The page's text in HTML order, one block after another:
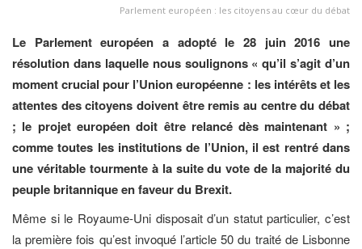
Parlement européen : les citoyens au cœur du débat
Le Parlement européen a adopté le 28 juin 2016 une
résolution dans laquelle nous soulignons « qu’il s’agit d’un
moment crucial pour l’Union européenne : les intérêts et les
attentes des citoyens doivent être remis au centre du débat
; le projet européen doit être relancé dès maintenant » ;
comme toutes les institutions de l’Union, il est rentré dans
une véritable tourmente à la suite du vote de la majorité du
peuple britannique en faveur du Brexit.
Même si le Royaume-Uni disposait d’un statut particulier, c’est
la première fois qu’est invoqué l’article 50 du traité de Lisbonne